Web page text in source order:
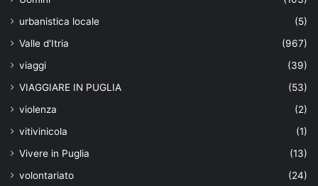
urbanistica locale
(5)
Valle d'Itria
(967)
viaggi
(39)
VIAGGIARE IN PUGLIA
(53)
violenza
(2)
vitivinicola
(1)
Vivere in Puglia
(13)
volontariato
(24)